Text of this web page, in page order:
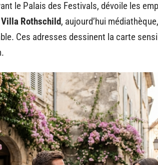
le Palais des Festivals, dévoile les
Villa Rothschild, aujourd’hui
Ces adresses dessinent la carte